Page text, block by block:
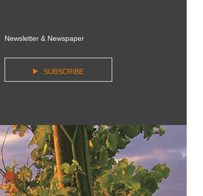
Newsletter & Newspaper
SUBSCRIBE